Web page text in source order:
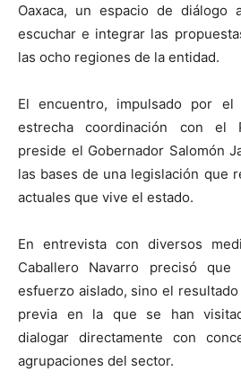
Oaxaca, un espacio de diálogo
escuchar e integrar las
las ocho regiones de la entidad.
El encuentro, impulsado por el
estrecha coordinación con el
preside el Gobernador Salomón
las bases de una legislación que
actuales que vive el estado.
En entrevista con diversos
Caballero Navarro precisó
esfuerzo aislado, sino el
previa en la que se han
dialogar directamente con
agrupaciones del sector.